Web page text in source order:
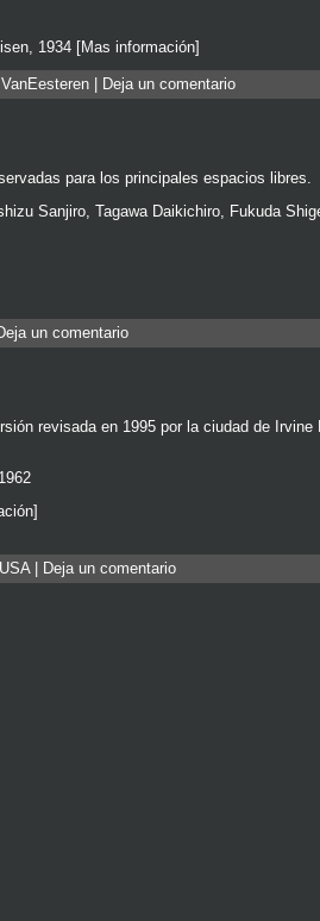
1934 [Mas información]
VanEesteren Deja un comentario
para los principales espacios libres.
Sanjiro, Tagawa Daikichiro, Fukuda
un comentario
revisada en 1995 por la ciudad de
USA | Deja un comentario